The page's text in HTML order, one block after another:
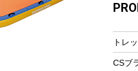
燃料
マグ
フー
コー
レイ
ツー
ヘル
アク
自転
自転
テン
フロ
ヘル
湯た
トレ
CSブ